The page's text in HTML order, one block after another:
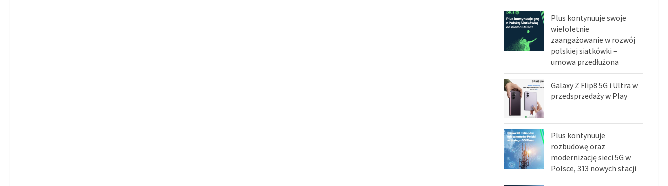
Plus kontynuuje swoje
wieloletnie
zaangażowanie w rozwój
polskiej siatkówki –
umowa przedłużona
Galaxy Z Flip8 5G i Ultra w
przedsprzedaży w Play
Plus kontynuuje
rozbudowę oraz
modernizację sieci 5G w
Polsce, 313 nowych stacji